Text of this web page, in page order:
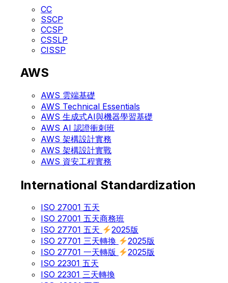
CC
SSCP
CCSP
CSSLP
CISSP
AWS
AWS 雲端基礎
AWS Technical Essentials
AWS 生成式AI與機器學習基礎
AWS AI 認證衝刺班
AWS 架構設計實務
AWS 架構設計實戰
AWS 資安工程實務
International Standardization
ISO 27001 五天
ISO 27001 五天商務班
ISO 27701 五天
2025版
ISO 27701 三天轉換
2025版
ISO 27701 一天轉版
2025版
ISO 22301 五天
ISO 22301 三天轉換